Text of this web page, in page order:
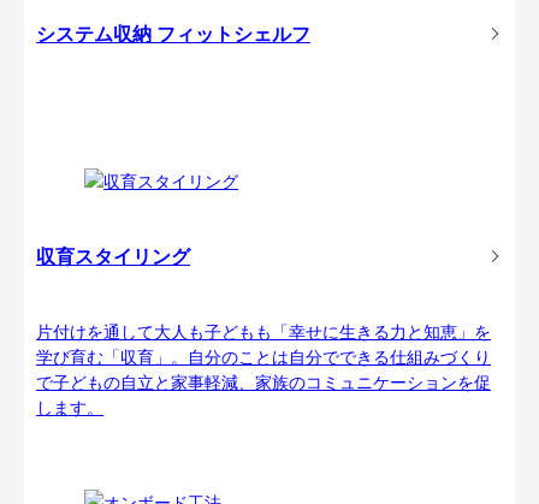
システム収納 フィットシェルフ
収育スタイリング
片付けを通して大人も子どもも「幸せに生きる力と知恵」を
学び育む「収育」。自分のことは自分でできる仕組みづくり
で子どもの自立と家事軽減、家族のコミュニケーションを促
します。